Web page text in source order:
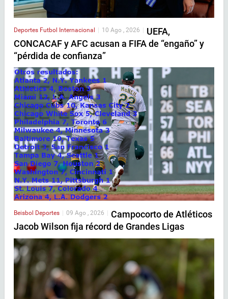
Deportes Futbol Internacional 10 Ago , 2026
UEFA,
CONCACAF y AFC acusan a FIFA de “engaño” y
“pérdida de confianza”
Beisbol Deportes 09 Ago , 2026
Campocorto de Atléticos
Jacob Wilson fija récord de Grandes Ligas